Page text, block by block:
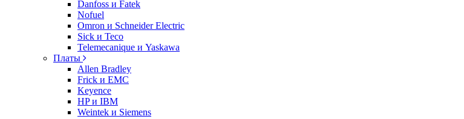
Danfoss и Fatek
Nofuel
Omron и Schneider Electric
Sick и Teco
Telemecanique и Yaskawa
Платы
Allen Bradley
Frick и EMC
Keyence
HP и IBM
Weintek и Siemens